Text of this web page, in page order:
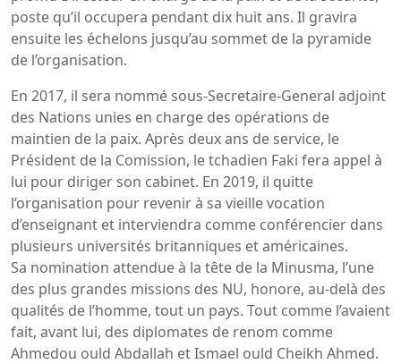
poste qu’il occupera pendant dix huit ans. Il gravira
ensuite les échelons jusqu’au sommet de la pyramide
de l’organisation.
En 2017, il sera nommé sous-Secretaire-General adjoint
des Nations unies en charge des opérations de
maintien de la paix. Après deux ans de service, le
Président de la Comission, le tchadien Faki fera appel à
lui pour diriger son cabinet. En 2019, il quitte
l’organisation pour revenir à sa vieille vocation
d’enseignant et interviendra comme conférencier dans
plusieurs universités britanniques et américaines.
Sa nomination attendue à la tête de la Minusma, l’une
des plus grandes missions des NU, honore, au-delà des
qualités de l’homme, tout un pays. Tout comme l’avaient
fait, avant lui, des diplomates de renom comme
Ahmedou ould Abdallah et Ismael ould Cheikh Ahmed.